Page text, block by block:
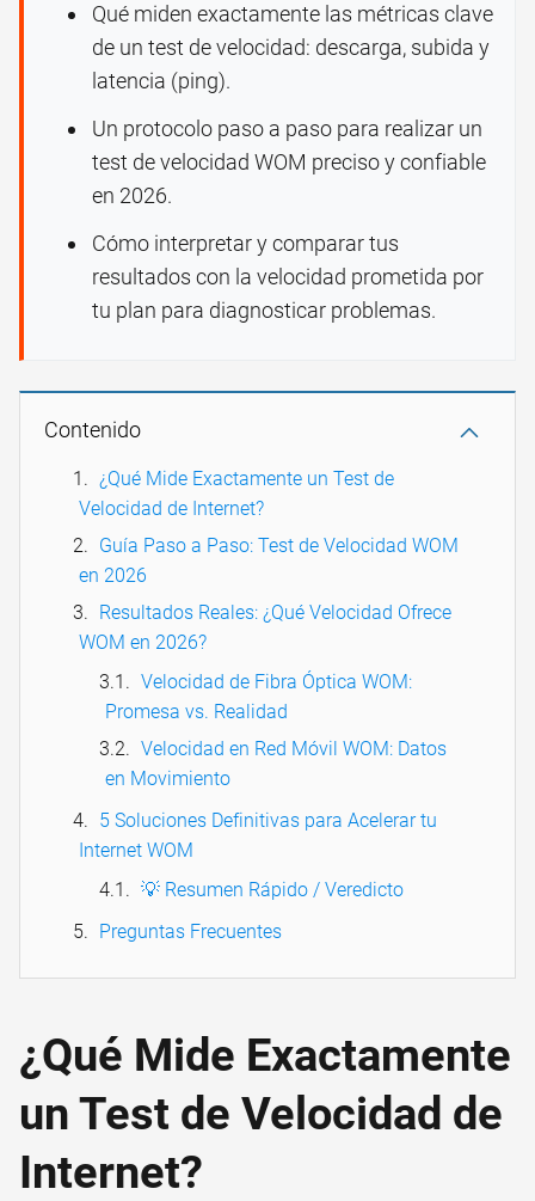
Qué miden exactamente las métricas clave
de un test de velocidad: descarga, subida y
latencia (ping).
Un protocolo paso a paso para realizar un
test de velocidad WOM preciso y confiable
en 2026.
Cómo interpretar y comparar tus
resultados con la velocidad prometida por
tu plan para diagnosticar problemas.
Contenido
¿Qué Mide Exactamente un Test de
Velocidad de Internet?
Guía Paso a Paso: Test de Velocidad WOM
en 2026
Resultados Reales: ¿Qué Velocidad Ofrece
WOM en 2026?
Velocidad de Fibra Óptica WOM:
Promesa vs. Realidad
Velocidad en Red Móvil WOM: Datos
en Movimiento
5 Soluciones Definitivas para Acelerar tu
Internet WOM
💡 Resumen Rápido / Veredicto
Preguntas Frecuentes
¿Qué Mide Exactamente
un Test de Velocidad de
Internet?